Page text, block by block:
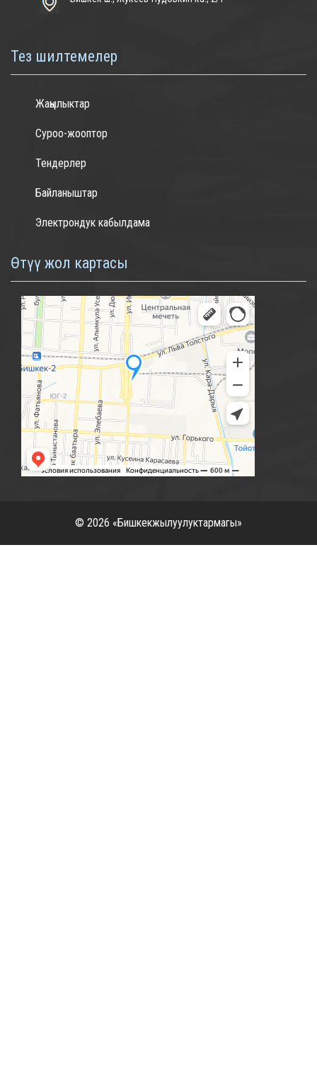
Тез шилтемелер
Жаңылыктар
Суроо-жооптор
Тендерлер
Байланыштар
Электрондук кабылдама
Өтүү жол картасы
© 2026 «Бишкекжылуулуктармагы»